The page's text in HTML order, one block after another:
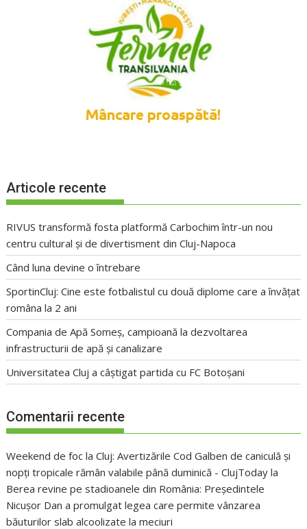
Articole recente
RIVUS transformă fosta platformă Carbochim într-un nou
centru cultural și de divertisment din Cluj-Napoca
Când luna devine o întrebare
SportinCluj: Cine este fotbalistul cu două diplome care a învățat
româna la 2 ani
Compania de Apă Someș, campioană la dezvoltarea
infrastructurii de apă și canalizare
Universitatea Cluj a câștigat partida cu FC Botoșani
Comentarii recente
Weekend de foc la Cluj: Avertizările Cod Galben de caniculă și
nopți tropicale rămân valabile până duminică - ClujToday la
Berea revine pe stadioanele din România: Președintele
Nicușor Dan a promulgat legea care permite vânzarea
băuturilor slab alcoolizate la meciuri